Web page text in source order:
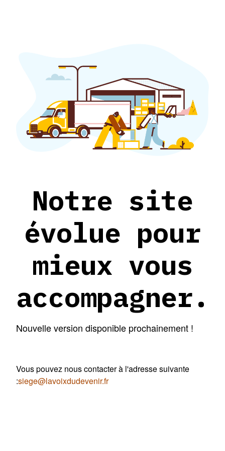
Notre site
évolue pour
mieux vous
accompagner.
Nouvelle version disponible prochainement !
Vous pouvez nous contacter à l'adresse suivante
:siege@lavoixdudevenir.fr